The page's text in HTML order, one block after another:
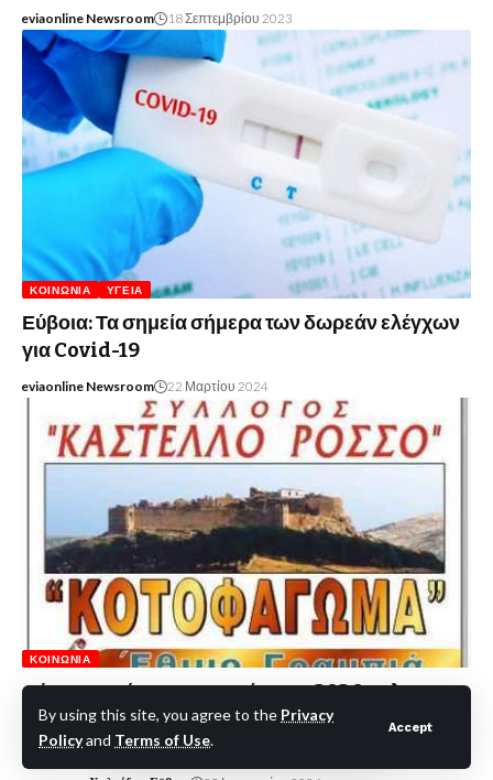
By using this site, you agree to the Privacy
Policyand Terms of Use.
Accept
eviaonline Newsroom 18 Σεπτεμβρίου 2023
ΚΟΙΝΩΝΊΑ ΥΓΕΊΑ
Εύβοια: Τα σημεία σήμερα των δωρεάν ελέγχων
για Covid-19
eviaonline Newsroom 22 Μαρτίου 2024
ΚΟΙΝΩΝΊΑ
Δήμος Καρύστου: Κοτοφάγωμα 2026- Όλα
έτοιμα για το παραδοσιακό έθιμο με την στήριξη
του Συνδέσμου Επαγγελματιών και Βιοτεχνών